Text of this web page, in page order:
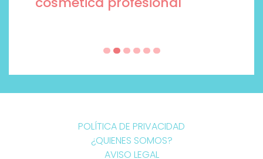
POLÍTICA DE PRIVACIDAD
¿QUIENES SOMOS?
AVISO LEGAL